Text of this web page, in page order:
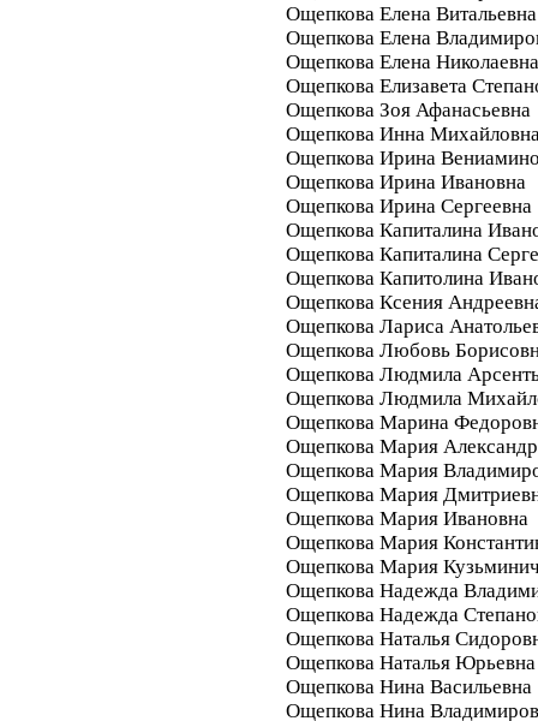
Ощепкова Елена Витальевна
Ощепкова Елена
Ощепкова Елена Николаевна
Ощепкова Елизавета
Ощепкова Зоя Афанасьевна
Ощепкова Инна
Ощепкова Ирина
Ощепкова Ирина Ивановна
Ощепкова Ирина Сергеевна
Ощепкова Капиталина
Ощепкова Капиталина
Ощепкова Капитолина
Ощепкова Ксения
Ощепкова Лариса
Ощепкова Любовь
Ощепкова Людмила
Ощепкова Людмила
Ощепкова Марина
Ощепкова Мария
Ощепкова Мария
Ощепкова Мария
Ощепкова Мария Ивановна
Ощепкова Мария
Ощепкова Мария
Ощепкова Надежда
Ощепкова Надежда
Ощепкова Наталья
Ощепкова Наталья Юрьевна
Ощепкова Нина Васильевна
Ощепкова Нина